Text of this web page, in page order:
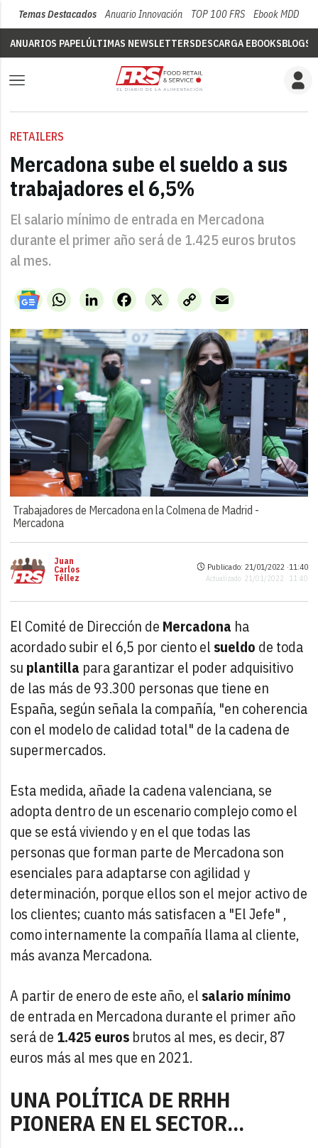
Temas Destacados Anuario Innovación TOP 100 FRS Ebook MDD
ANUARIOS PAPELÚLTIMAS NEWSLETTERSDESCARGA EBOOKSBLOGS
RETAILERS
Mercadona sube el sueldo a sus
trabajadores el 6,5%
El salario mínimo de entrada en Mercadona
durante el primer año será de 1.425 euros brutos
al mes.
WhatsAppLinkedIn X
Facebook
Copy
Link
Email
Trabajadores de Mercadona en la Colmena de Madrid -
Mercadona
Juan
Carlos
Téllez
Publicado: 21/01/2022 ·11:40
Actualizado: 21/01/2022 · 11:40
El Comité de Dirección de Mercadona ha
acordado subir el 6,5 por ciento el sueldo de toda
su plantilla para garantizar el poder adquisitivo
de las más de 93.300 personas que tiene en
España, según señala la compañía, "en coherencia
con el modelo de calidad total" de la cadena de
supermercados.
Esta medida, añade la cadena valenciana, se
adopta dentro de un escenario complejo como el
que se está viviendo y en el que todas las
personas que forman parte de Mercadona son
esenciales para adaptarse con agilidad y
determinación, porque ellos son el mejor activo de
los clientes; cuanto más satisfacen a "El Jefe" ,
como internamente la compañía llama al cliente,
más avanza Mercadona.
A partir de enero de este año, el salario mínimo
de entrada en Mercadona durante el primer año
será de 1.425 euros brutos al mes, es decir, 87
euros más al mes que en 2021.
UNA POLÍTICA DE RRHH
PIONERA EN EL SECTOR...